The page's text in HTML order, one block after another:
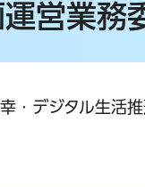
営業務
・デジタル生活